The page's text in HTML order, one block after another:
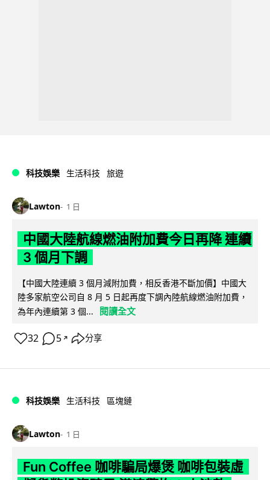
科技娛樂 生活科技 旅遊
Lawton 1 日
中國大陸航線燃油附加費今日再降 連續
3 個月下調
【中國大陸連續 3 個月減附加費，相反香港不斷加價】中國大
陸多家航空公司自 8 月 5 日起再度下調內陸航線燃油附加費，
為年內連續第 3 個...
閱讀全文
32 5 ↗ 分享
科技娛樂 生活科技 區塊鏈
Lawton 1 日
Fun Coffee 咖啡騙局爆煲 咖啡包裝虛